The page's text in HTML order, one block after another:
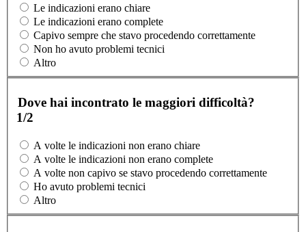
Le indicazioni erano chiare
Le indicazioni erano complete
Capivo sempre che stavo procedendo correttamente
Non ho avuto problemi tecnici
Altro
Dove hai incontrato le maggiori difficoltà?
1/2
A volte le indicazioni non erano chiare
A volte le indicazioni non erano complete
A volte non capivo se stavo procedendo correttamente
Ho avuto problemi tecnici
Altro